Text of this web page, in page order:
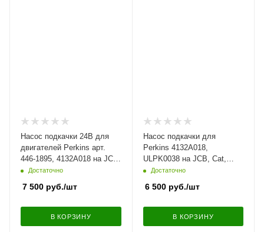
Насос подкачки 24В для
двигателей Perkins арт.
446-1895, 4132A018 на JCB,
Cat, Terex, FG Wilson.
Достаточно
7 500 руб./шт
В КОРЗИНУ
Насос подкачки для
Perkins 4132A018,
ULPK0038 на JCB, Cat,
Terex, FG Wilson.
Достаточно
6 500руб./шт
В КОРЗИНУ